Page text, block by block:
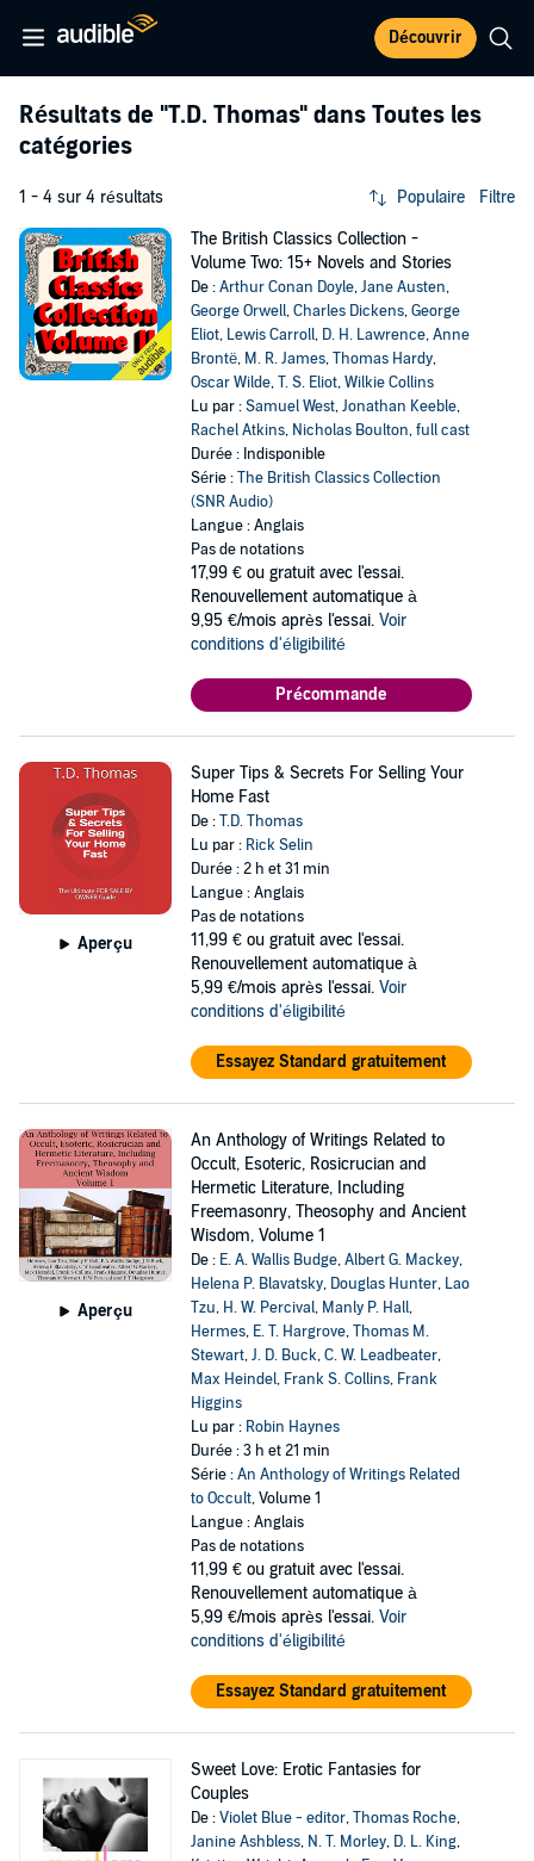
Découvrir
Résultats de "T.D. Thomas" dans Toutes les
catégories
1 - 4 sur 4 résultats Populaire Filtre
The British Classics Collection -
Volume Two: 15+ Novels and Stories
De :Arthur Conan Doyle,Jane Austen,
George Orwell,Charles Dickens,George
Eliot, Lewis Carroll, D. H. Lawrence,Anne
Brontë, M. R. James,Thomas Hardy,
Oscar Wilde,T. S. Eliot,Wilkie Collins
Lu par :Samuel West,Jonathan Keeble,
Rachel Atkins, Nicholas Boulton,full cast
Durée : Indisponible
Série :The British Classics Collection
(SNR Audio)
Langue : Anglais
Pas de notations
17,99 € ou gratuit avec l'essai.
Renouvellement automatique à
9,95 €/mois après l'essai. Voir
conditions d'éligibilité
Précommande
Aperçu
Super Tips & Secrets For Selling Your
Home Fast
De :T.D. Thomas
Lu par : Rick Selin
Durée : 2 h et 31 min
Langue : Anglais
Pas de notations
11,99 € ou gratuit avec l'essai.
Renouvellement automatique à
5,99 €/mois après l'essai. Voir
conditions d'éligibilité
Essayez Standard gratuitement
Aperçu
An Anthology of Writings Related to
Occult, Esoteric, Rosicrucian and
Hermetic Literature, Including
Freemasonry, Theosophy and Ancient
Wisdom, Volume 1
De : E. A. Wallis Budge,Albert G. Mackey,
Helena P. Blavatsky, Douglas Hunter, Lao
Tzu, H. W. Percival, Manly P. Hall,
Hermes, E. T. Hargrove,Thomas M.
Stewart,J. D. Buck,C. W. Leadbeater,
Max Heindel, Frank S. Collins, Frank
Higgins
Lu par : Robin Haynes
Durée : 3 h et 21 min
Série :An Anthology of Writings Related
to Occult, Volume 1
Langue : Anglais
Pas de notations
11,99 € ou gratuit avec l'essai.
Renouvellement automatique à
5,99 €/mois après l'essai. Voir
conditions d'éligibilité
Essayez Standard gratuitement
Sweet Love: Erotic Fantasies for
Couples
De :Violet Blue - editor,Thomas Roche,
Janine Ashbless, N. T. Morley, D. L. King,